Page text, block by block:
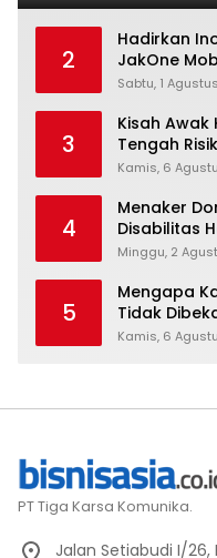
2
Hadirkan
JakOne
Raih Digital
Sabtu, 1
3
Kisah
Tengah
Kamis, 6
4
Menaker
Disabilitas
Setara
Minggu, 2
5
Mengapa
Tidak
Kamis, 6
PT Tiga Karsa Komunika.
Jalan Setiabudi I/